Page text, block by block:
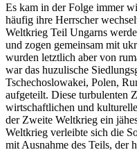
Es kam in der Folge immer
häufig ihre Herrscher
Weltkrieg Teil Ungarns
und zogen gemeinsam mit
wurden letztlich aber von
war das huzulische
Tschechoslowakei, Polen,
aufgeteilt. Diese turbulenten
wirtschaftlichen und
der Zweite Weltkrieg ein
Weltkrieg verleibte sich die
mit Ausnahme des Teils, der